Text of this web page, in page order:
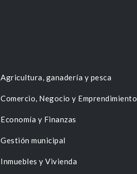
Agricultura, ganadería y pesca
Comercio, Negocio y Emprendimiento
Economía y Finanzas
Gestión municipal
Inmuebles y Vivienda